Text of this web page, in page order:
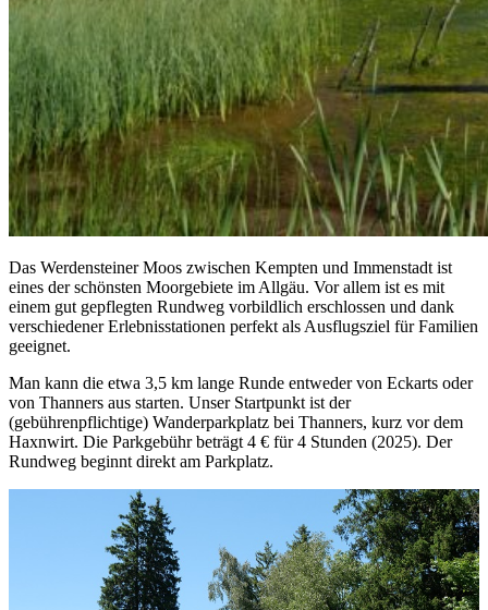
Das Werdensteiner Moos zwischen Kempten und Immenstadt ist
eines der schönsten Moorgebiete im Allgäu. Vor allem ist es mit
einem gut gepflegten Rundweg vorbildlich erschlossen und dank
verschiedener Erlebnisstationen perfekt als Ausflugsziel für Familien
geeignet.
Man kann die etwa 3,5 km lange Runde entweder von Eckarts oder
von Thanners aus starten. Unser Startpunkt ist der
(gebührenpflichtige) Wanderparkplatz bei Thanners, kurz vor dem
Haxnwirt. Die Parkgebühr beträgt 4 € für 4 Stunden (2025). Der
Rundweg beginnt direkt am Parkplatz.